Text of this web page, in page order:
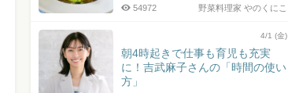
野菜料理家 やのくにこ
54972
4/1 (金)
朝4時起きで仕事も育児も充実
に！吉武麻子さんの「時間の使い
方」